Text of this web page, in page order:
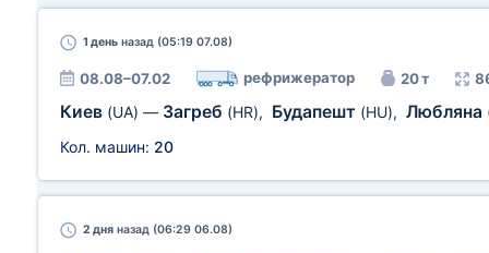
1 день назад (05:19 07.08)
08.08–07.02 рефрижератор 20 т
Киев (UA) — Загреб (HR), Будапешт (HU), Любляна
Кол. машин: 20
2 дня назад (06:29 06.08)